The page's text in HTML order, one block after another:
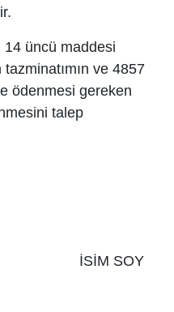
14 üncü maddesi
ve 4857
ödenmesi gereken
talep